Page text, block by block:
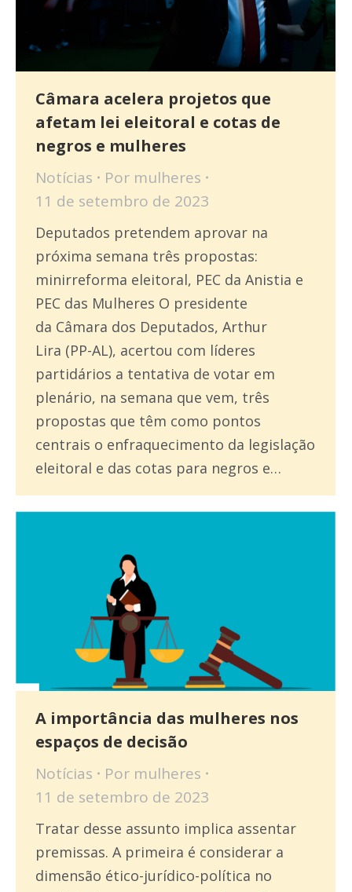
Câmara acelera projetos que
afetam lei eleitoral e cotas de
negros e mulheres
Notícias Por mulheres
11 de setembro de 2023
Deputados pretendem aprovar na
próxima semana três propostas:
minirreforma eleitoral, PEC da Anistia e
PEC das Mulheres O presidente
da Câmara dos Deputados, Arthur
Lira (PP-AL), acertou com líderes
partidários a tentativa de votar em
plenário, na semana que vem, três
propostas que têm como pontos
centrais o enfraquecimento da legislação
eleitoral e das cotas para negros e…
A importância das mulheres nos
espaços de decisão
Notícias Por mulheres
11 de setembro de 2023
Tratar desse assunto implica assentar
premissas. A primeira é considerar a
dimensão ético-jurídico-política no